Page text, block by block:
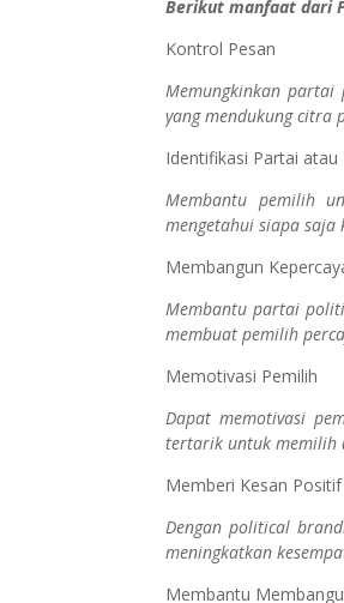
Berikut manfaat dari
Kontrol Pesan
Memungkinkan partai
yang mendukung citra
Identifikasi Partai atau
Membantu pemilih
mengetahui siapa
Membangun
Membantu partai
membuat pemilih
Memotivasi Pemilih
Dapat memotivasi
tertarik untuk memilih
Memberi Kesan Positif
Dengan political
meningkatkan
Membantu